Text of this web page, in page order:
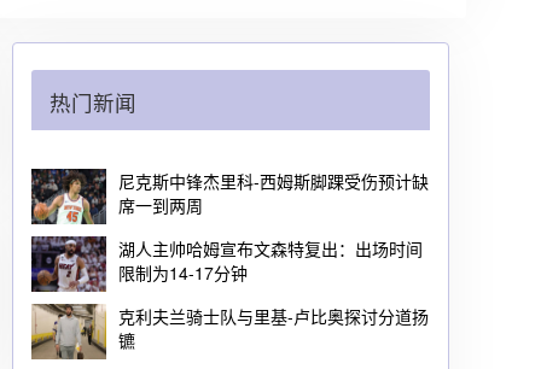
热门新闻
尼克斯中锋杰里科-西姆斯脚踝受伤预计缺
席一到两周
湖人主帅哈姆宣布文森特复出：出场时间
限制为14-17分钟
克利夫兰骑士队与里基-卢比奥探讨分道扬
镳